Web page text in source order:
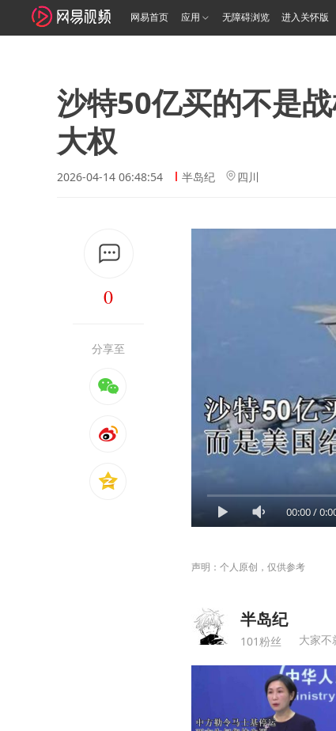
网易首页 应用 无障碍浏览 进入关怀版
沙特50亿买的不是
大权
2026-04-14 06:48:54 半岛纪 四川
0
分享至
00:00/
声明：个人原创，仅供参考
半岛纪
101粉丝 大家不